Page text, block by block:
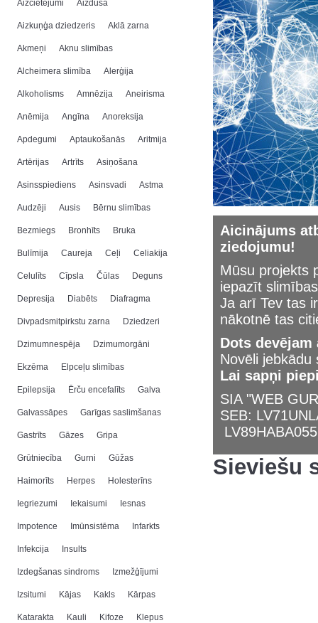
Aizcietējumi Aizdusa
Aizkuņģa dziedzeris Aklā zarna
Akmeņi Aknu slimības
Alcheimera slimība Alerģija
Alkoholisms Amnēzija Aneirisma
Anēmija Angīna Anoreksija
Apdegumi Aptaukošanās Aritmija
Artērijas Artrīts Asiņošana
Asinsspiediens Asinsvadi Astma
Audzēji Ausis Bērnu slimības
Bezmiegs Bronhīts Bruka
Bulīmija Caureja Ceļi Celiakija
Celulīts Cīpsla Čūlas Deguns
Depresija Diabēts Diafragma
Divpadsmitpirkstu zarna Dziedzeri
Dzimumnespēja Dzimumorgāni
Ekzēma Elpceļu slimības
Epilepsija Ērču encefalīts Galva
Galvassāpes Garīgas saslimšanas
Gastrīts Gāzes Gripa
Grūtniecība Gurni Gūžas
Haimorīts Herpes Holesterīns
Iegriezumi Iekaisumi Iesnas
Impotence Imūnsistēma Infarkts
Infekcija Insults
Izdegšanas sindroms Izmežģījumi
Izsitumi Kājas Kakls Kārpas
Katarakta Kauli Kifoze Klepus
Aicinājums
ziedojumu!
Mūsu projekts
iepazīt
Ja arī Tev tas
nākotnē tas
Dots
Novēli
Lai sapņi
SIA "WEB
SEB:
Sieviešu